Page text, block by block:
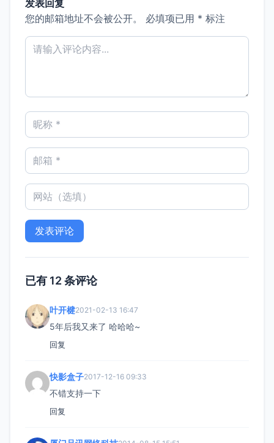
发表回复
您的邮箱地址不会被公开。
必填项已用 * 标注
已有 12 条评论
叶开楗2021-02-13 16:47
5年后我又来了 哈哈哈~
回复
快影盒子2017-12-16 09:33
不错支持一下
回复